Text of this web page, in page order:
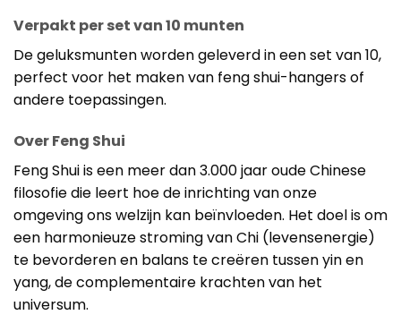
Verpakt per set van 10 munten
De geluksmunten worden geleverd in een set van 10,
perfect voor het maken van feng shui-hangers of
andere toepassingen.
Over Feng Shui
Feng Shui is een meer dan 3.000 jaar oude Chinese
filosofie die leert hoe de inrichting van onze
omgeving ons welzijn kan beïnvloeden. Het doel is om
een harmonieuze stroming van Chi (levensenergie)
te bevorderen en balans te creëren tussen yin en
yang, de complementaire krachten van het
universum.